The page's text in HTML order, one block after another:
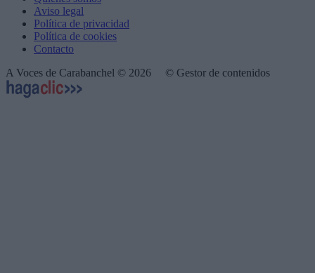
Aviso legal
Política de privacidad
Política de cookies
Contacto
A Voces de Carabanchel © 2026 © Gestor de contenidos